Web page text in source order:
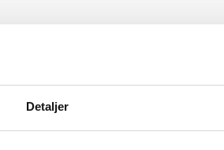
Detaljer
Roter dækkene: